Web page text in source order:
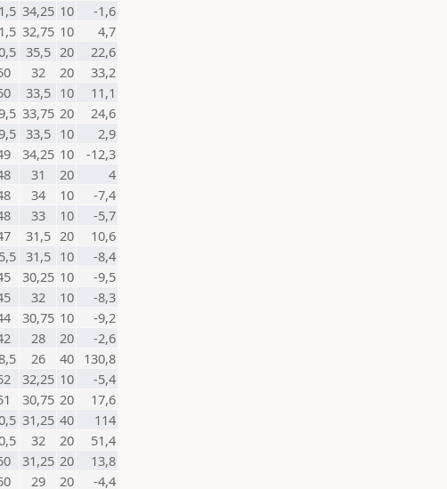
34,25 10
-1,6
32,75 10
4,7
35,5 20
22,6
32 20
33,2
33,5 10
11,1
33,75 20
24,6
33,5 10
2,9
34,25 10
-12,3
31 20
4
34 10
-7,4
33 10
-5,7
31,5 20
10,6
31,5 10
-8,4
30,25 10
-9,5
32 10
-8,3
30,75 10
-9,2
28 20
-2,6
26 40 130,8
32,25 10
-5,4
30,75 20
17,6
31,25 40
114
32 20
51,4
31,25 20
13,8
29 20
-4,4